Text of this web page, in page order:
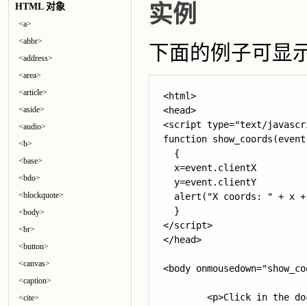
HTML 对象
<a>
<abbr>
<address>
<area>
<article>
<aside>
<audio>
<b>
<base>
<bdo>
<blockquote>
<body>
<br>
<button>
<canvas>
<caption>
<cite>
实例
下面的例子可显
<html>
<head>
<script type="text/
function
  {
  x=
event.clientX
  y=
event.clientY
alert("X coords: " + x
  }
</script>
</head>
<body